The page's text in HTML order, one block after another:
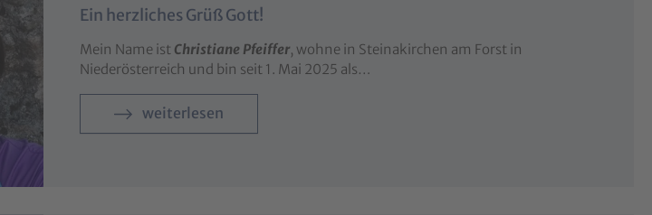
Ein herzliches Grüß Gott!
Mein Name ist Christiane Pfeiffer, wohne in Steinakirchen am Forst in
Niederösterreich und bin seit 1. Mai 2025 als…
weiterlesen